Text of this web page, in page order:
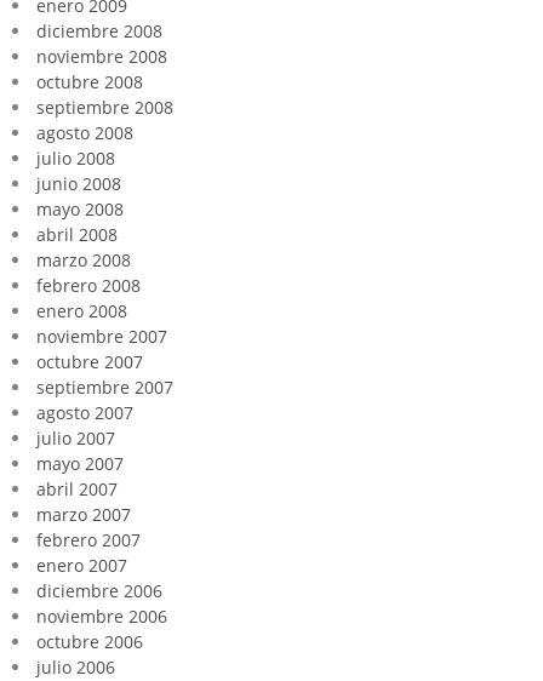
enero 2009
diciembre 2008
noviembre 2008
octubre 2008
septiembre 2008
agosto 2008
julio 2008
junio 2008
mayo 2008
abril 2008
marzo 2008
febrero 2008
enero 2008
noviembre 2007
octubre 2007
septiembre 2007
agosto 2007
julio 2007
mayo 2007
abril 2007
marzo 2007
febrero 2007
enero 2007
diciembre 2006
noviembre 2006
octubre 2006
julio 2006